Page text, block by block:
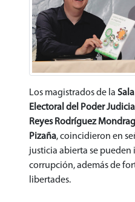
Los magistrados de la
Electoral del Poder
Reyes Rodríguez
Pizaña, coincidieron en
justicia abierta se
corrupción, además de
libertades.